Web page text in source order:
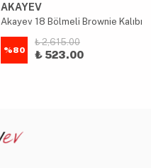
AKAYEV
Akayev 18 Bölmeli Brownie Kalıbı
%80
₺ 2,615.00
₺ 523.00